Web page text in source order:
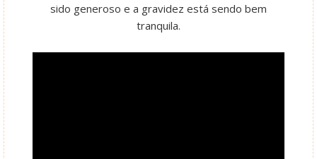
sido generoso e a gravidez está sendo bem
tranquila.